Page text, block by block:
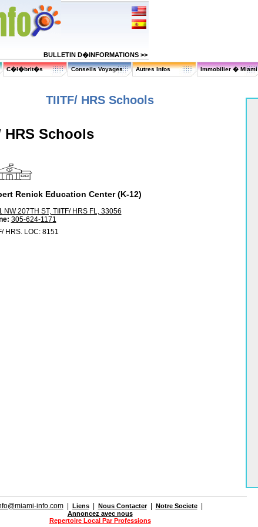
BULLETIN D�INFORMATIONS >>
C�l�brit�s Conseils Voyages Autres Infos Immobilier � Miami
TIITF/ HRS Schools
HRS Schools
Renick Education Center (K-12)
NW 207TH ST, TIITF/ HRS FL, 33056
305-624-1171
HRS. LOC: 8151
info.com| Liens| Nous Contacter| Notre Societe|
Annoncez avec nous
Repertoire Local Par Professions